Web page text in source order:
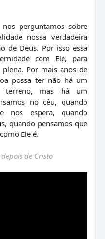
perguntamos sobre
nossa verdadeira
de Deus. Por isso essa
com Ele, para
Por mais anos de
possa ter não há um
terreno, mas há um
no céu, quando
nos espera, quando
quando pensamos que
Ele é.
depois de Cristo